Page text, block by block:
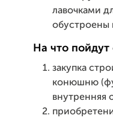
лавочками
обустроены
На что
закупка
конюшню
внутренняя